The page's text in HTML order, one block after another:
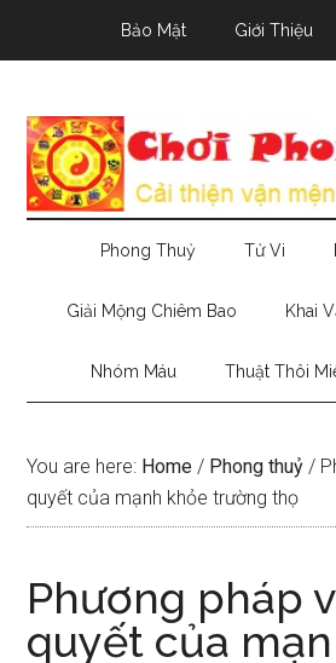
Bảo Mật Giới Thiệu
Phong Thuỷ Tử Vi
Giải Mộng Chiêm Bao Khai
Nhóm Máu Thuật Thôi
You are here: Home / Phong thuỷ /
quyết của mạnh khỏe trường thọ
Phương pháp
quyết của